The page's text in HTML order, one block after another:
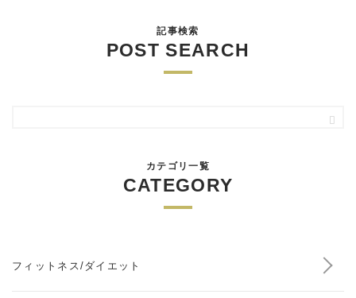
記事検索
POST SEARCH
カテゴリ一覧
CATEGORY
フィットネス/ダイエット